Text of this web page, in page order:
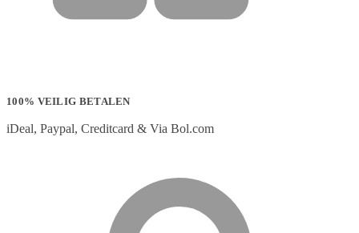
100% VEILIG BETALEN
iDeal, Paypal, Creditcard & Via Bol.com